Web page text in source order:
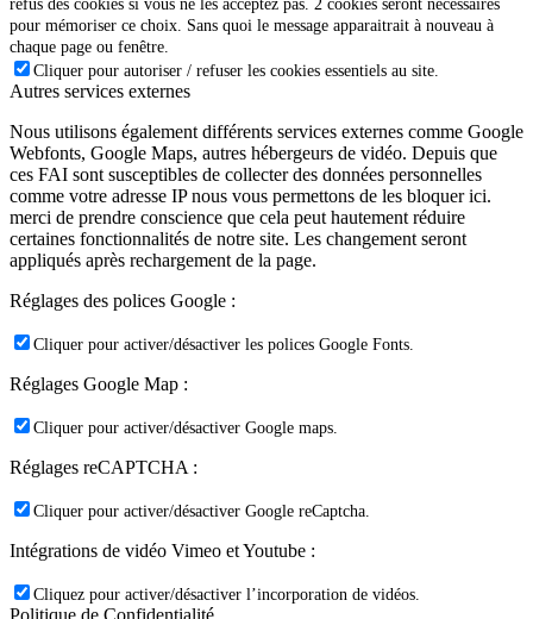
refus des cookies si vous ne les acceptez pas. 2 cookies seront nécessaires
pour mémoriser ce choix. Sans quoi le message apparaitrait à nouveau à
chaque page ou fenêtre.
Cliquer pour autoriser / refuser les cookies essentiels au site.
Autres services externes
Nous utilisons également différents services externes comme Google
Webfonts, Google Maps, autres hébergeurs de vidéo. Depuis que
ces FAI sont susceptibles de collecter des données personnelles
comme votre adresse IP nous vous permettons de les bloquer ici.
merci de prendre conscience que cela peut hautement réduire
certaines fonctionnalités de notre site. Les changement seront
appliqués après rechargement de la page.
Réglages des polices Google :
Cliquer pour activer/désactiver les polices Google Fonts.
Réglages Google Map :
Cliquer pour activer/désactiver Google maps.
Réglages reCAPTCHA :
Cliquer pour activer/désactiver Google reCaptcha.
Intégrations de vidéo Vimeo et Youtube :
Cliquez pour activer/désactiver l’incorporation de vidéos.